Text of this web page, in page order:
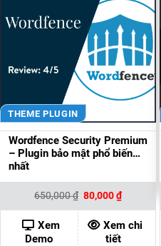
THEME PLUGIN
Wordfence Security Premium
– Plugin bảo mật phổ biến
nhất
650,000₫ Giá
gốc
là:
650,000 ₫.
80,000₫Giá
hiện
tại
là:
80,000 ₫.
Xem
Demo
Xem chi
tiết